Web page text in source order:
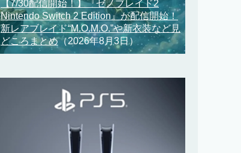
【7/30配信開始！】『ゼノブレイド2
Nintendo Switch 2 Edition』が配信開始！
新レアブレイド“M.O.M.O.”や新衣装など見
どころまとめ（2026年8月3日）